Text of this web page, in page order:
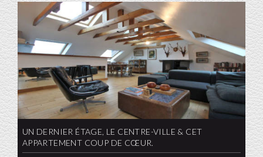
UN DERNIER ÉTAGE, LE CENTRE-VILLE & CET
APPARTEMENT COUP DE CŒUR.